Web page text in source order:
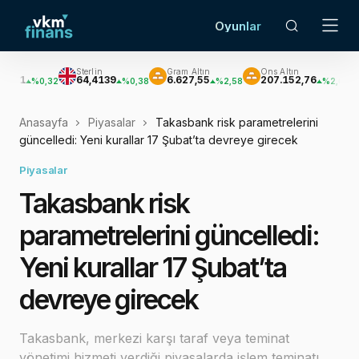
Oyunlar
Sterlin
64,4139 %0,38
Gram Altın
6.627,55 %2,58
Ons Altın
207.152,76 %2,62
Anasayfa Piyasalar
Takasbank risk parametrelerini
güncelledi: Yeni kurallar 17 Şubat’ta devreye girecek
Piyasalar
Takasbank risk
parametrelerini güncelledi:
Yeni kurallar 17 Şubat’ta
devreye girecek
Takasbank, merkezi karşı taraf veya teminat